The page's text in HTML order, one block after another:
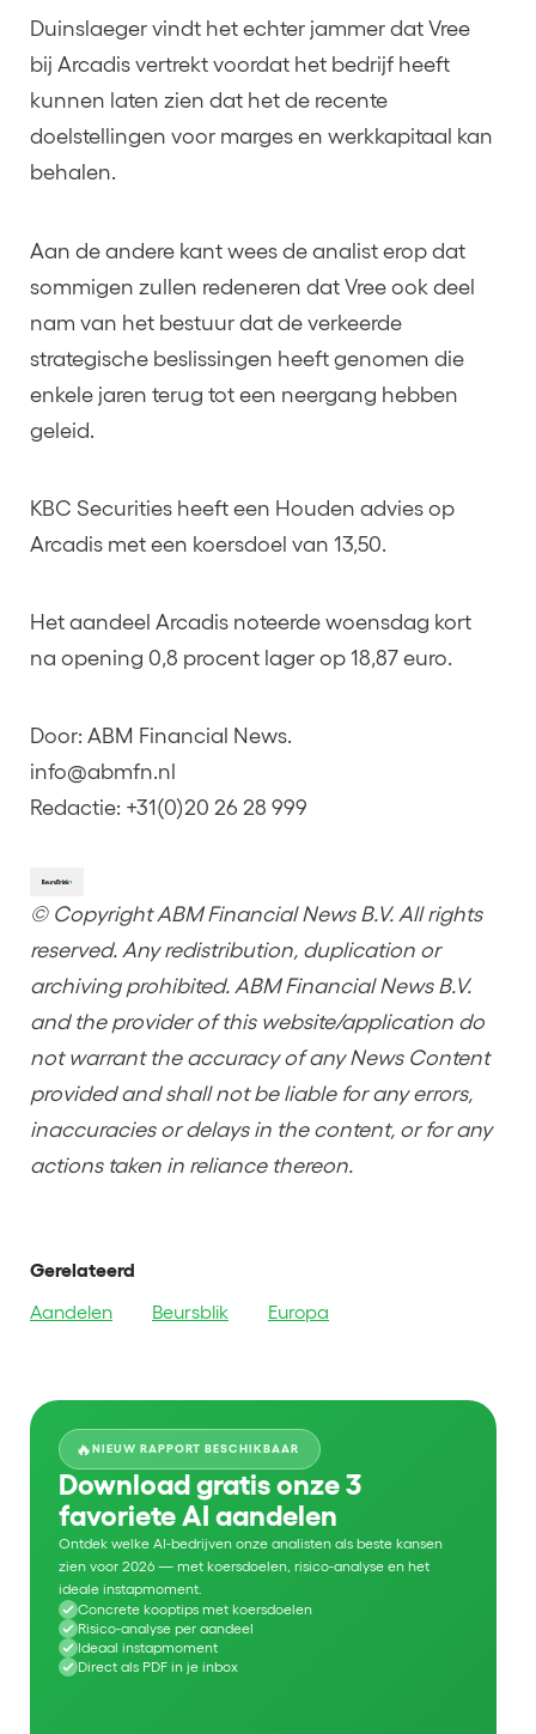
Duinslaeger vindt het echter jammer dat Vree
bij Arcadis vertrekt voordat het bedrijf heeft
kunnen laten zien dat het de recente
doelstellingen voor marges en werkkapitaal kan
behalen.
Aan de andere kant wees de analist erop dat
sommigen zullen redeneren dat Vree ook deel
nam van het bestuur dat de verkeerde
strategische beslissingen heeft genomen die
enkele jaren terug tot een neergang hebben
geleid.
KBC Securities heeft een Houden advies op
Arcadis met een koersdoel van 13,50.
Het aandeel Arcadis noteerde woensdag kort
na opening 0,8 procent lager op 18,87 euro.
Door: ABM Financial News.
info@abmfn.nl
Redactie: +31(0)20 26 28 999
© Copyright ABM Financial News B.V. All rights
reserved. Any redistribution, duplication or
archiving prohibited. ABM Financial News B.V.
and the provider of this website/application do
not warrant the accuracy of any News Content
provided and shall not be liable for any errors,
inaccuracies or delays in the content, or for any
actions taken in reliance thereon.
Gerelateerd
Aandelen
Beursblik Europa
🔥NIEUW RAPPORT BESCHIKBAAR
Download gratis onze 3
favoriete AI aandelen
Ontdek welke AI-bedrijven onze analisten als beste kansen
zien voor 2026 — met koersdoelen, risico-analyse en het
ideale instapmoment.
Concrete kooptips met koersdoelen
Risico-analyse per aandeel
Ideaal instapmoment
Direct als PDF in je inbox